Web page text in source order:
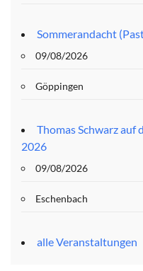
Sommerandacht
09/08/2026
Göppingen
Thomas Schwarz auf
2026
09/08/2026
Eschenbach
alle Veranstaltungen